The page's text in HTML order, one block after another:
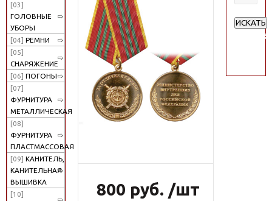
[03]
ГОЛОВНЫЕ
УБОРЫ
[04] РЕМНИ
[05]
СНАРЯЖЕНИЕ
[06] ПОГОНЫ
[07]
ФУРНИТУРА
МЕТАЛЛИЧЕСКАЯ
[08]
ФУРНИТУРА
ПЛАСТМАССОВАЯ
[09] КАНИТЕЛЬ,
КАНИТЕЛЬНАЯ
ВЫШИВКА
[10]
800 руб. /шт
ИСКАТЬ